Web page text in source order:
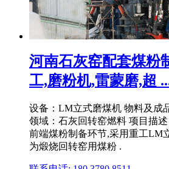
河南石灰窑配套煤粉
工,磨粉机,雷蒙磨,超
设备：LM立式磨煤机 物料及成
领域：石灰回转窑燃料 项目描
前端煤粉制备环节,采用重工LM
为煅烧回转窑用煤粉 .